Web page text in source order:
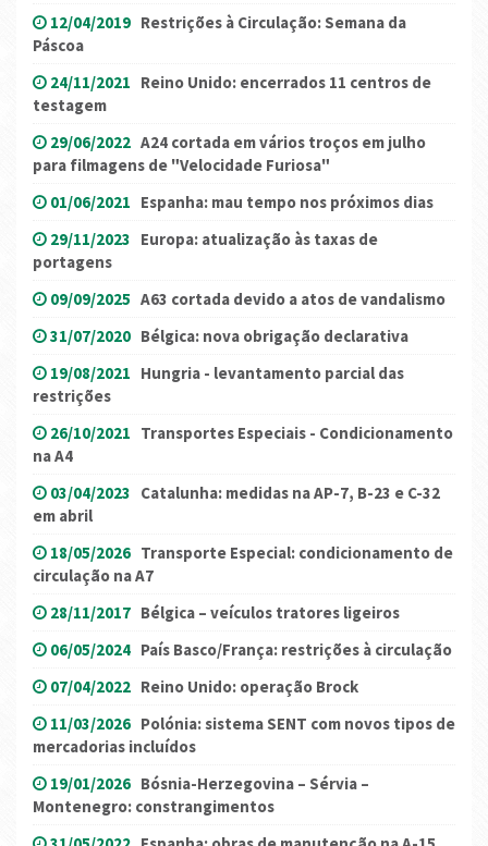
12/04/2019 Restrições à Circulação: Semana da
Páscoa
24/11/2021 Reino Unido: encerrados 11 centros de
testagem
29/06/2022 A24 cortada em vários troços em julho
para filmagens de "Velocidade Furiosa"
01/06/2021 Espanha: mau tempo nos próximos dias
29/11/2023 Europa: atualização às taxas de
portagens
09/09/2025 A63 cortada devido a atos de vandalismo
31/07/2020 Bélgica: nova obrigação declarativa
19/08/2021 Hungria - levantamento parcial das
restrições
26/10/2021 Transportes Especiais - Condicionamento
na A4
03/04/2023 Catalunha: medidas na AP-7, B-23 e C-32
em abril
18/05/2026 Transporte Especial: condicionamento de
circulação na A7
28/11/2017 Bélgica – veículos tratores ligeiros
06/05/2024 País Basco/França: restrições à circulação
07/04/2022 Reino Unido: operação Brock
11/03/2026 Polónia: sistema SENT com novos tipos de
mercadorias incluídos
19/01/2026 Bósnia-Herzegovina – Sérvia –
Montenegro: constrangimentos